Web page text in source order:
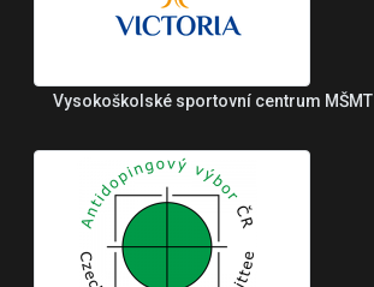
Vysokoškolské sportovní centrum MŠMT